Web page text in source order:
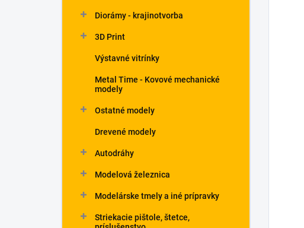
Diorámy - krajinotvorba
3D Print
Výstavné vitrínky
Metal Time - Kovové mechanické
modely
Ostatné modely
Drevené modely
Autodráhy
Modelová železnica
Modelárske tmely a iné prípravky
Striekacie pištole, štetce,